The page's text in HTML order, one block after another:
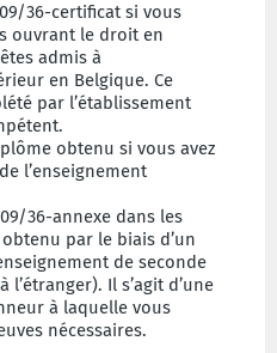
36-certificat si vous
ouvrant le droit en
admis à
en Belgique. Ce
par l’établissement
obtenu si vous avez
l’enseignement
36-annexe dans les
par le biais d’un
de seconde
l’étranger). Il s’agit d’une
à laquelle vous
nécessaires.